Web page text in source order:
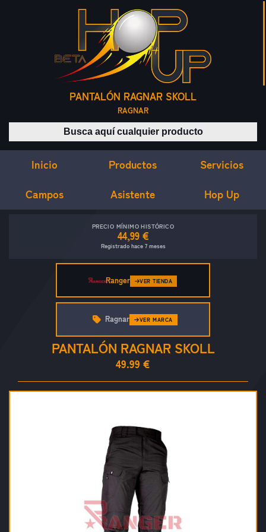
PANTALÓN RAGNAR SKOLL
RAGNAR
Buscar productos
Inicio Productos Servicios
Campos Asistente Hop Up
PRECIO MÍNIMO HISTÓRICO
44,99 €
Registrado hace 7 meses
Ranger VER TIENDA
PANTALÓN RAGNAR SKOLL
49.99 €
Ragnar VER MARCA